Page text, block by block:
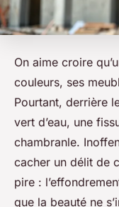
On aime croire
couleurs, ses
Pourtant, derrière
vert d’eau, une
chambranle.
cacher un délit de
pire :
que la beauté ne